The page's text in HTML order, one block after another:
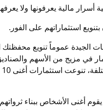
أسرار مالية يعرفونها ولا
الجيدة عموماً تنويع محفظتك
في مزيج من الأسهم
أغنى الأشخاص ببناء